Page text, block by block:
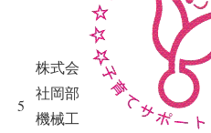
5
株式会
社岡部
機械工